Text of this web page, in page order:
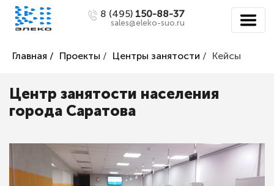
8 (495) 150-88-37
sales@eleko-suo.ru
Главная / Проекты / Центры занятости / Кейсы
Центр занятости населения
города Саратова